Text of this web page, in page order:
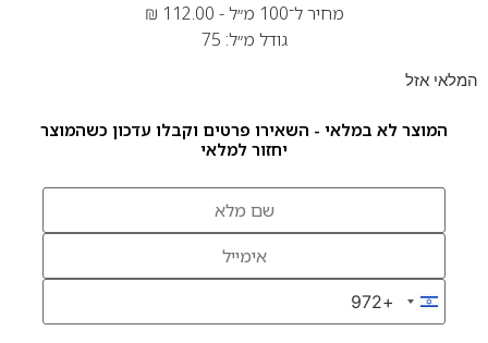
מחיר ל־100 מ״ל -
₪ 112.00
גודל מ״ל: 75
המלאי אזל
המוצר לא במלאי - השאירו פרטים וקבלו עדכון כשהמוצר
יחזור למלאי
Israel +972
+972